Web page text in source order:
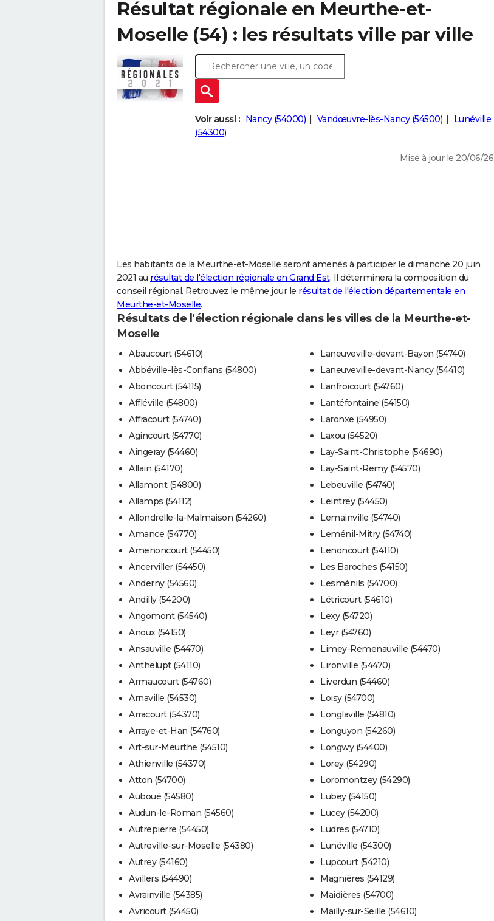
Résultat régionale en Meurthe-et-
Moselle (54) : les résultats ville par ville
Voir aussi : Nancy (54000) Vandœuvre-lès-Nancy (54500)
Lunéville
(54300)
Mise à jour le 20/06/26
Les habitants de la Meurthe-et-Moselle seront amenés à participer le dimanche 20 juin
2021 au résultat de l'élection régionale en Grand Est. Il déterminera la composition du
conseil régional. Retrouvez le même jour le résultat de l'élection départementale en
Meurthe-et-Moselle.
Résultats de l'élection régionale dans les villes de la Meurthe-et-
Moselle
Abaucourt (54610)
Abbéville-lès-Conflans (54800)
Aboncourt (54115)
Affléville (54800)
Affracourt (54740)
Agincourt (54770)
Aingeray (54460)
Allain (54170)
Allamont (54800)
Allamps (54112)
Allondrelle-la-Malmaison (54260)
Amance (54770)
Amenoncourt (54450)
Ancerviller (54450)
Anderny (54560)
Andilly (54200)
Angomont (54540)
Anoux (54150)
Ansauville (54470)
Anthelupt (54110)
Armaucourt (54760)
Arnaville (54530)
Arracourt (54370)
Arraye-et-Han (54760)
Art-sur-Meurthe (54510)
Athienville (54370)
Atton (54700)
Auboué (54580)
Audun-le-Roman (54560)
Autrepierre (54450)
Autreville-sur-Moselle (54380)
Autrey (54160)
Avillers (54490)
Avrainville (54385)
Avricourt (54450)
Laneuveville-devant-Bayon (54740)
Laneuveville-devant-Nancy (54410)
Lanfroicourt (54760)
Lantéfontaine (54150)
Laronxe (54950)
Laxou (54520)
Lay-Saint-Christophe (54690)
Lay-Saint-Remy (54570)
Lebeuville (54740)
Leintrey (54450)
Lemainville (54740)
Leménil-Mitry (54740)
Lenoncourt (54110)
Les Baroches (54150)
Lesménils (54700)
Létricourt (54610)
Lexy (54720)
Leyr (54760)
Limey-Remenauville (54470)
Lironville (54470)
Liverdun (54460)
Loisy (54700)
Longlaville (54810)
Longuyon (54260)
Longwy (54400)
Lorey (54290)
Loromontzey (54290)
Lubey (54150)
Lucey (54200)
Ludres (54710)
Lunéville (54300)
Lupcourt (54210)
Magnières (54129)
Maidières (54700)
Mailly-sur-Seille (54610)